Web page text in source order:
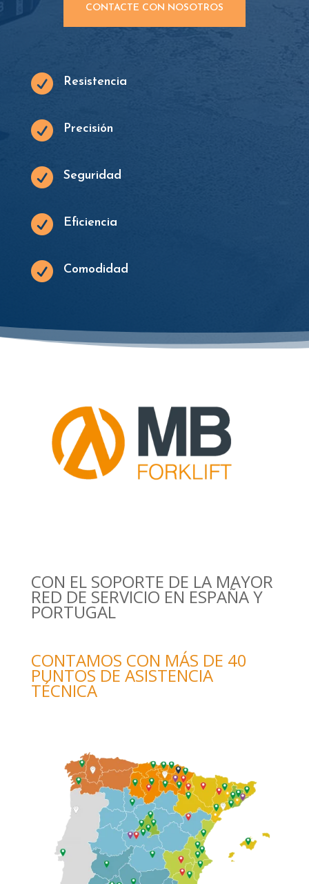
CONTACTE CON NOSOTROS
 Resistencia
 Precisión
 Seguridad
 Eficiencia
 Comodidad
CON EL SOPORTE DE LA MAYOR
RED DE SERVICIO EN ESPAÑA Y
PORTUGAL
CONTAMOS CON MÁS DE 40
PUNTOS DE ASISTENCIA
TÉCNICA